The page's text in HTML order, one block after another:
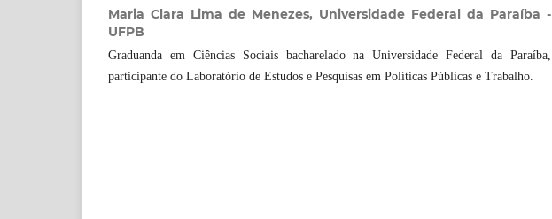
Maria Clara Lima de Menezes, Universidade Federal da Paraíba -
UFPB
Graduanda em Ciências Sociais bacharelado na Universidade Federal da Paraíba,
participante do Laboratório de Estudos e Pesquisas em Políticas Públicas e Trabalho.